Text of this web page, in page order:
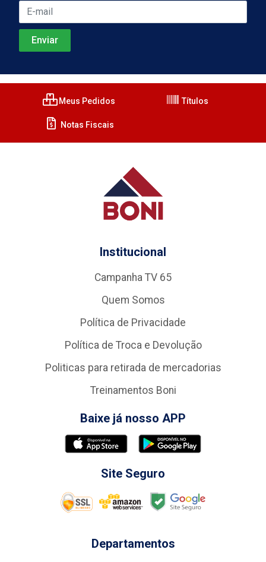
Meus Pedidos Títulos
Notas Fiscais
Institucional
Campanha TV 65
Quem Somos
Política de Privacidade
Política de Troca e Devolução
Politicas para retirada de mercadorias
Treinamentos Boni
Baixe já nosso APP
Site Seguro
Departamentos